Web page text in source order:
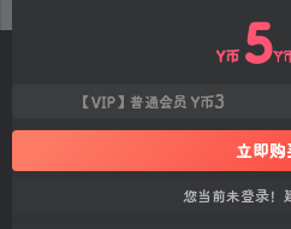
Y币 5Y
【VIP】普通会员 Y币3
立即购
您当前未登录！